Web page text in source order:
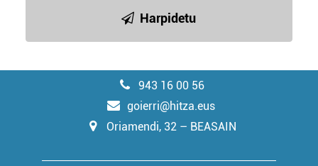
Harpidetu
943 16 00 56
goierri@hitza.eus
Oriamendi, 32 – BEASAIN